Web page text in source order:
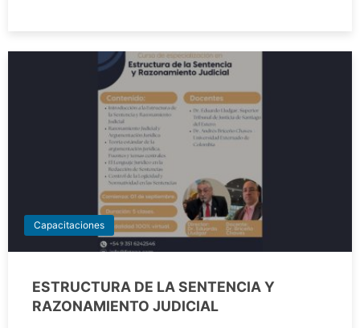
Capacitaciones
ESTRUCTURA DE LA SENTENCIA Y
RAZONAMIENTO JUDICIAL